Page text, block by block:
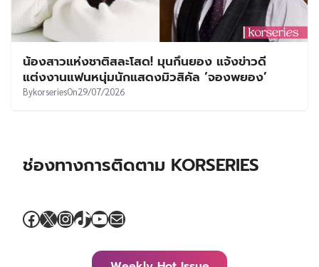
น้องสาวแห่งชาติสละโสด! มุนกึนยอง แจ้งข่าวดี
แต่งงานแฟนหนุ่มนักแสดงมิวสิคัล ‘จองพยอง’
BykorseriesOn29/07/2026
ช่องทางการติดตาม KORSERIES
Facebook
X Instagram
TikTok
YouTube
Mail